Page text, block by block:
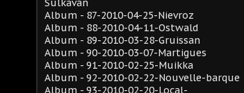
Sulkavan
Album - 87-2010-04-25-Nievroz
Album - 88-2010-04-11-Ostwald
Album - 89-2010-03-28-Gruissan
Album - 90-2010-03-07-Martigues
Album - 91-2010-02-25-Muikka
Album - 92-2010-02-22-Nouvelle-barque
Album - 93-2010-02-20-Local-